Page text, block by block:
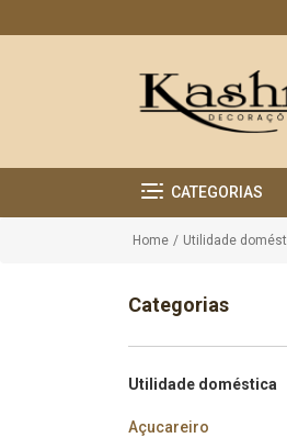
CATEGORIAS
Home / Utilidade
Categorias
Utilidade doméstica
Açucareiro